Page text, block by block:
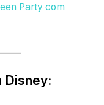
Party com
Disney: